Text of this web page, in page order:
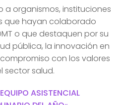
a organismos, instituciones
que hayan colaborado
o que destaquen por su
pública, la innovación en
con los valores
sector salud.
ASISTENCIAL